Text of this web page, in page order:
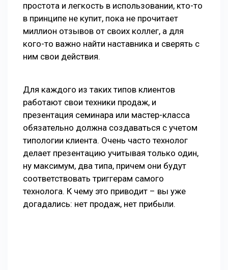
простота и легкость в использовании, кто-то
в принципе не купит, пока не прочитает
миллион отзывов от своих коллег, а для
кого-то важно найти наставника и сверять с
ним свои действия.
Для каждого из таких типов клиентов
работают свои техники продаж, и
презентация семинара или мастер-класса
обязательно должна создаваться с учетом
типологии клиента. Очень часто технолог
делает презентацию учитывая только один,
ну максимум, два типа, причем они будут
соответствовать триггерам самого
технолога. К чему это приводит – вы уже
догадались: нет продаж, нет прибыли.